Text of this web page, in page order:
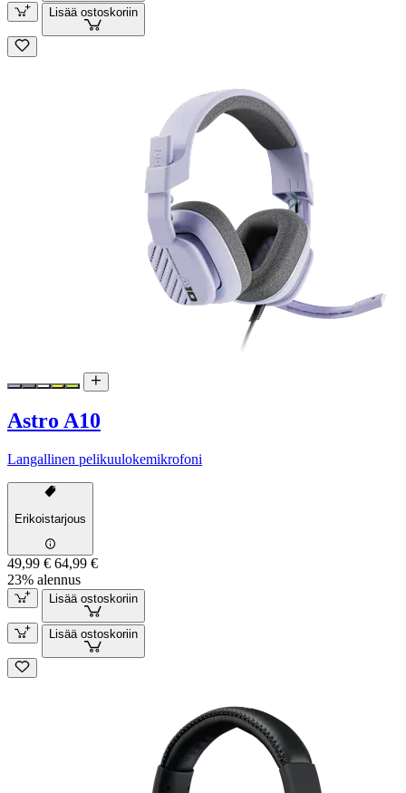
Lisää ostoskoriin
Astro A10
Langallinen pelikuulokemikrofoni
Erikoistarjous
49,99 € 64,99 €
23% alennus
Lisää ostoskoriin
Lisää ostoskoriin